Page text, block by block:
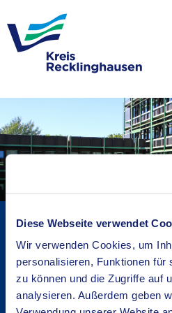
Diese Webseite verwendet
Wir verwenden Cookies, um
personalisieren, Funktionen für
zu können und die Zugriffe auf
analysieren. Außerdem geben
Kreisverwaltung A-Z
Bekanntmachungen
Ortsrecht
Karriere beim Kreis
Bürger-, Ideen- und Beschwerdecenter